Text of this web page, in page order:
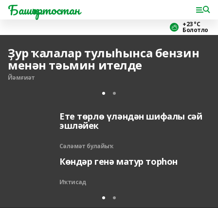
Башҡортостан
+23 °С
Болотло
Ҙур ҡалалар тулыһынса бензин
менән тәьмин ителде
Йәмғиәт
Ете төрлө үләндән шифалы сәй
эшләйек
Сәләмәт булайыҡ
Көндәр генә матур торһон
Иҡтисад